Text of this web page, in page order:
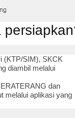
(KTP/SIM), SKCK
diambil melalui
dan
melalui aplikasi yang